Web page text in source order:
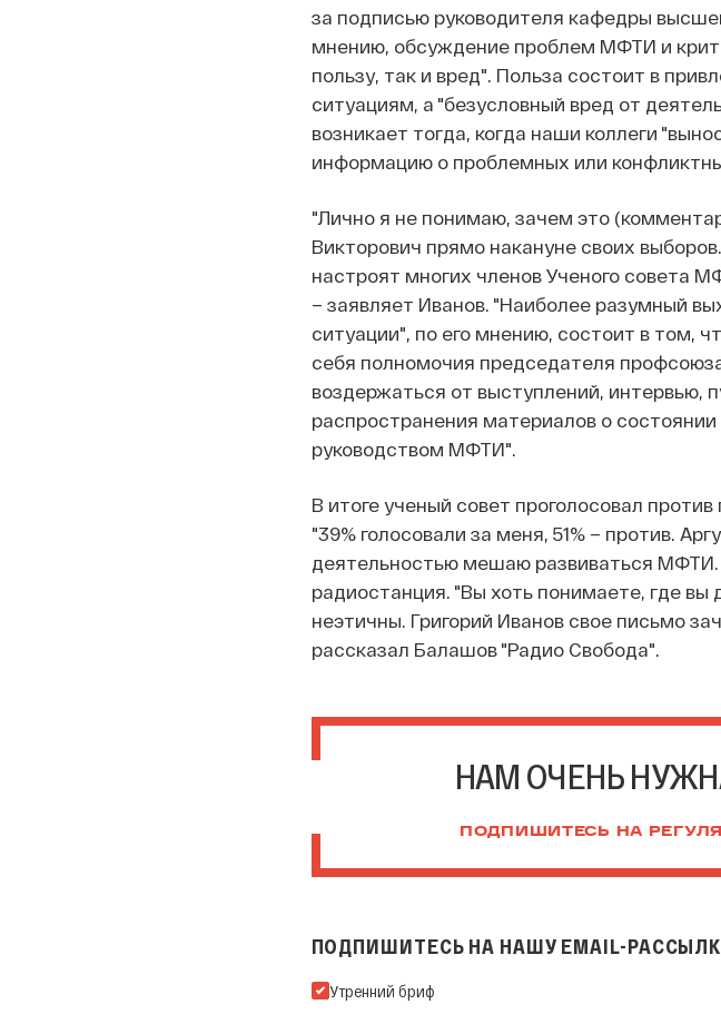
за подписью руководителя кафедры
мнению, обсуждение проблем МФТИ и
пользу, так и вред". Польза состоит в
ситуациям, а "безусловный вред от
возникает тогда, когда наши коллеги
информацию о проблемных или
"Лично я не понимаю, зачем это
Викторович прямо накануне своих
настроят многих членов Ученого совета
– заявляет Иванов. "Наиболее разумный
ситуации", по его мнению, состоит в том,
себя полномочия председателя
воздержаться от выступлений, интервью,
распространения материалов о
руководством МФТИ".
В итоге ученый совет проголосовал
"39% голосовали за меня, 51% – против.
деятельностью мешаю развиваться
радиостанция. "Вы хоть понимаете, где
неэтичны. Григорий Иванов свое письмо
рассказал Балашов "Радио Свобода".
НАМ ОЧЕНЬ
ПОДПИШИТЕСЬ НА
ПОДПИШИТЕСЬ НА НАШУ EMAIL-
Подпишитесь на нашу Email-рассылку
Утренний бриф